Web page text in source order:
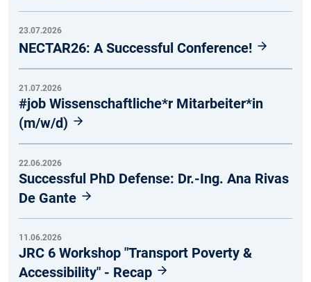
23.07.2026
NECTAR26: A Successful Conference!
21.07.2026
#job Wissenschaftliche*r Mitarbeiter*in
(m/w/d)
22.06.2026
Successful PhD Defense: Dr.-Ing. Ana Rivas
De Gante
11.06.2026
JRC 6 Workshop "Transport Poverty &
Accessibility" - Recap